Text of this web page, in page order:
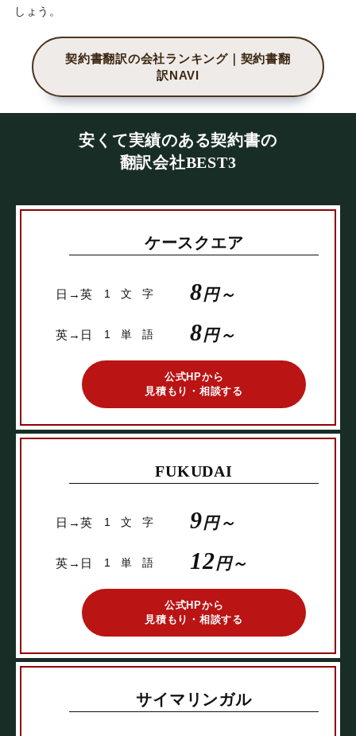
しょう。
契約書翻訳の会社ランキング｜契約書翻
訳NAVI
安くて実績のある契約書の
翻訳会社BEST3
ケースクエア
日→英 1文字 8円～
英→日 1単語 8円～
公式HPから
見積もり・相談する
FUKUDAI
日→英 1文字 9円～
英→日 1単語 12円～
公式HPから
見積もり・相談する
サイマリンガル